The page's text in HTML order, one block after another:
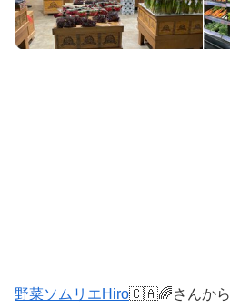
野菜ソムリエHiro🇨🇦🌈さんから